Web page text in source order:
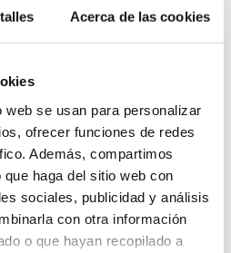
Acerca de las cookies
se usan para personalizar
ofrecer funciones de redes
Además, compartimos
haga del sitio web con
sociales, publicidad y análisis
con otra información
o que hayan recopilado a
NO ES
ante un paciente
rango, pero no
que la perfusión
Descubre
la microcirculación